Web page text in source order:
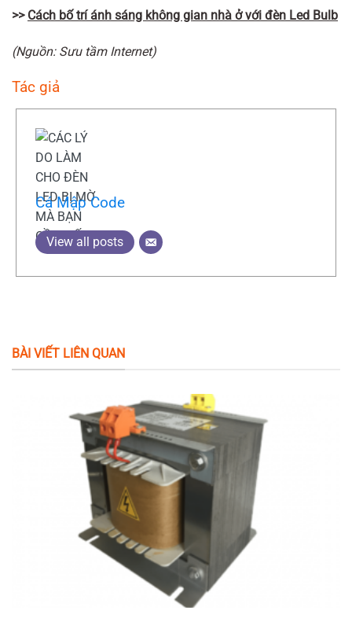
>> Cách bố trí ánh sáng không gian nhà ở với đèn Led Bulb
(Nguồn: Sưu tầm Internet)
Tác giả
Cá Mập Code
View all posts
BÀI VIẾT LIÊN QUAN